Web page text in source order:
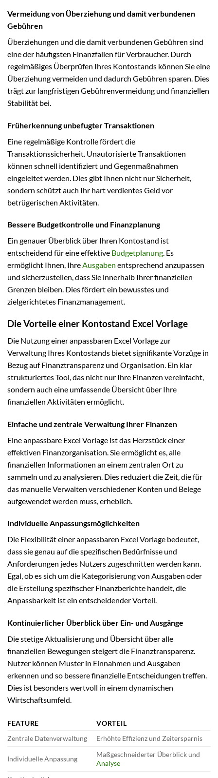
Vermeidung von Überziehung und damit verbundenen
Gebühren
Überziehungen und die damit verbundenen Gebühren sind
eine der häufigsten Finanzfallen für Verbraucher. Durch
regelmäßiges Überprüfen Ihres Kontostands können Sie eine
Überziehung vermeiden und dadurch Gebühren sparen. Dies
trägt zur langfristigen Gebührenvermeidung und finanziellen
Stabilität bei.
Früherkennung unbefugter Transaktionen
Eine regelmäßige Kontrolle fördert die
Transaktionssicherheit. Unautorisierte Transaktionen
können schnell identifiziert und Gegenmaßnahmen
eingeleitet werden. Dies gibt Ihnen nicht nur Sicherheit,
sondern schützt auch Ihr hart verdientes Geld vor
betrügerischen Aktivitäten.
Bessere Budgetkontrolle und Finanzplanung
Ein genauer Überblick über Ihren Kontostand ist
entscheidend für eine effektive Budgetplanung. Es
ermöglicht Ihnen, IhreAusgaben entsprechend anzupassen
und sicherzustellen, dass Sie innerhalb Ihrer finanziellen
Grenzen bleiben. Dies fördert ein bewusstes und
zielgerichtetes Finanzmanagement.
Die Vorteile einer Kontostand Excel Vorlage
Die Nutzung einer anpassbaren Excel Vorlage zur
Verwaltung Ihres Kontostands bietet signifikante Vorzüge in
Bezug auf Finanztransparenz und Organisation. Ein klar
strukturiertes Tool, das nicht nur Ihre Finanzen vereinfacht,
sondern auch eine umfassende Übersicht über Ihre
finanziellen Aktivitäten ermöglicht.
Einfache und zentrale Verwaltung Ihrer Finanzen
Eine anpassbare Excel Vorlage ist das Herzstück einer
effektiven Finanzorganisation. Sie ermöglicht es, alle
finanziellen Informationen an einem zentralen Ort zu
sammeln und zu analysieren. Dies reduziert die Zeit, die für
das manuelle Verwalten verschiedener Konten und Belege
aufgewendet werden muss, erheblich.
Individuelle Anpassungsmöglichkeiten
Die Flexibilität einer anpassbaren Excel Vorlage bedeutet,
dass sie genau auf die spezifischen Bedürfnisse und
Anforderungen jedes Nutzers zugeschnitten werden kann.
Egal, ob es sich um die Kategorisierung von Ausgaben oder
die Erstellung spezifischer Finanzberichte handelt, die
Anpassbarkeit ist ein entscheidender Vorteil.
Kontinuierlicher Überblick über Ein- und Ausgänge
Die stetige Aktualisierung und Übersicht über alle
finanziellen Bewegungen steigert die Finanztransparenz.
Nutzer können Muster in Einnahmen und Ausgaben
erkennen und so bessere finanzielle Entscheidungen treffen.
Dies ist besonders wertvoll in einem dynamischen
Wirtschaftsumfeld.
FEATURE
VORTEIL
Zentrale Datenverwaltung
Erhöhte Effizienz und Zeitersparnis
Individuelle Anpassung
Maßgeschneiderter Überblick und
Analyse